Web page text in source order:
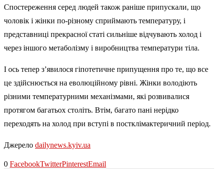
Спостереження серед людей також раніше припускали, що
чоловік і жінки по-різному сприймають температуру, і
представниці прекрасної статі сильніше відчувають холод і
через іншого метаболізму і виробництва температури тіла.
І ось тепер з’явилося гіпотетичне припущення про те, що все
це здійснюється на еволюційному рівні. Жінки володіють
різними температурними механізмами, які розвивалися
протягом багатьох століть. Втім, багато пані нерідко
переходять на холод при вступі в постклімактеричний період.
Джерело dailynews.kyiv.ua
0 FacebookTwitterPinterestEmail